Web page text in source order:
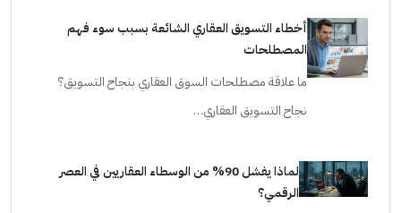
أخطاء التسويق العقاري الشائعة بسبب سوء فهم
المصطلحات
ما علاقة مصطلحات السوق العقاري بنجاح التسويق؟
نجاح التسويق العقاري…
لماذا يفشل 90% من الوسطاء العقاريين في العصر
الرقمي؟